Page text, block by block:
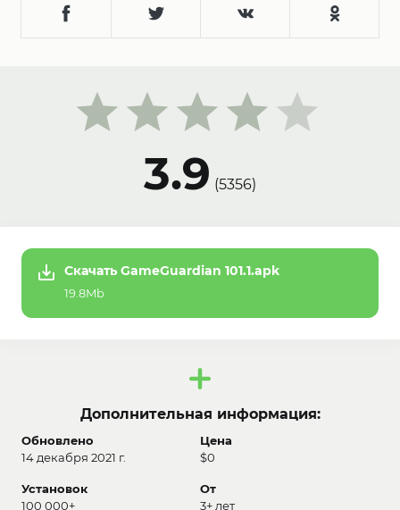
3.9 (5356)
Скачать GameGuardian 101.1.apk
19.8Mb
Дополнительная информация:
Обновлено
14 декабря 2021 г.
Цена
$0
Установок
100 000+
От
3+ лет